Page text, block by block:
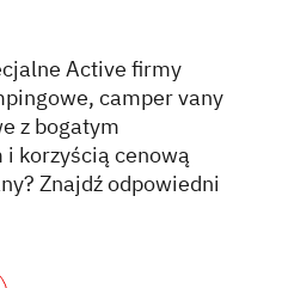
Active firmy
camper vany
z bogatym
korzyścią cenową
Znajdź odpowiedni